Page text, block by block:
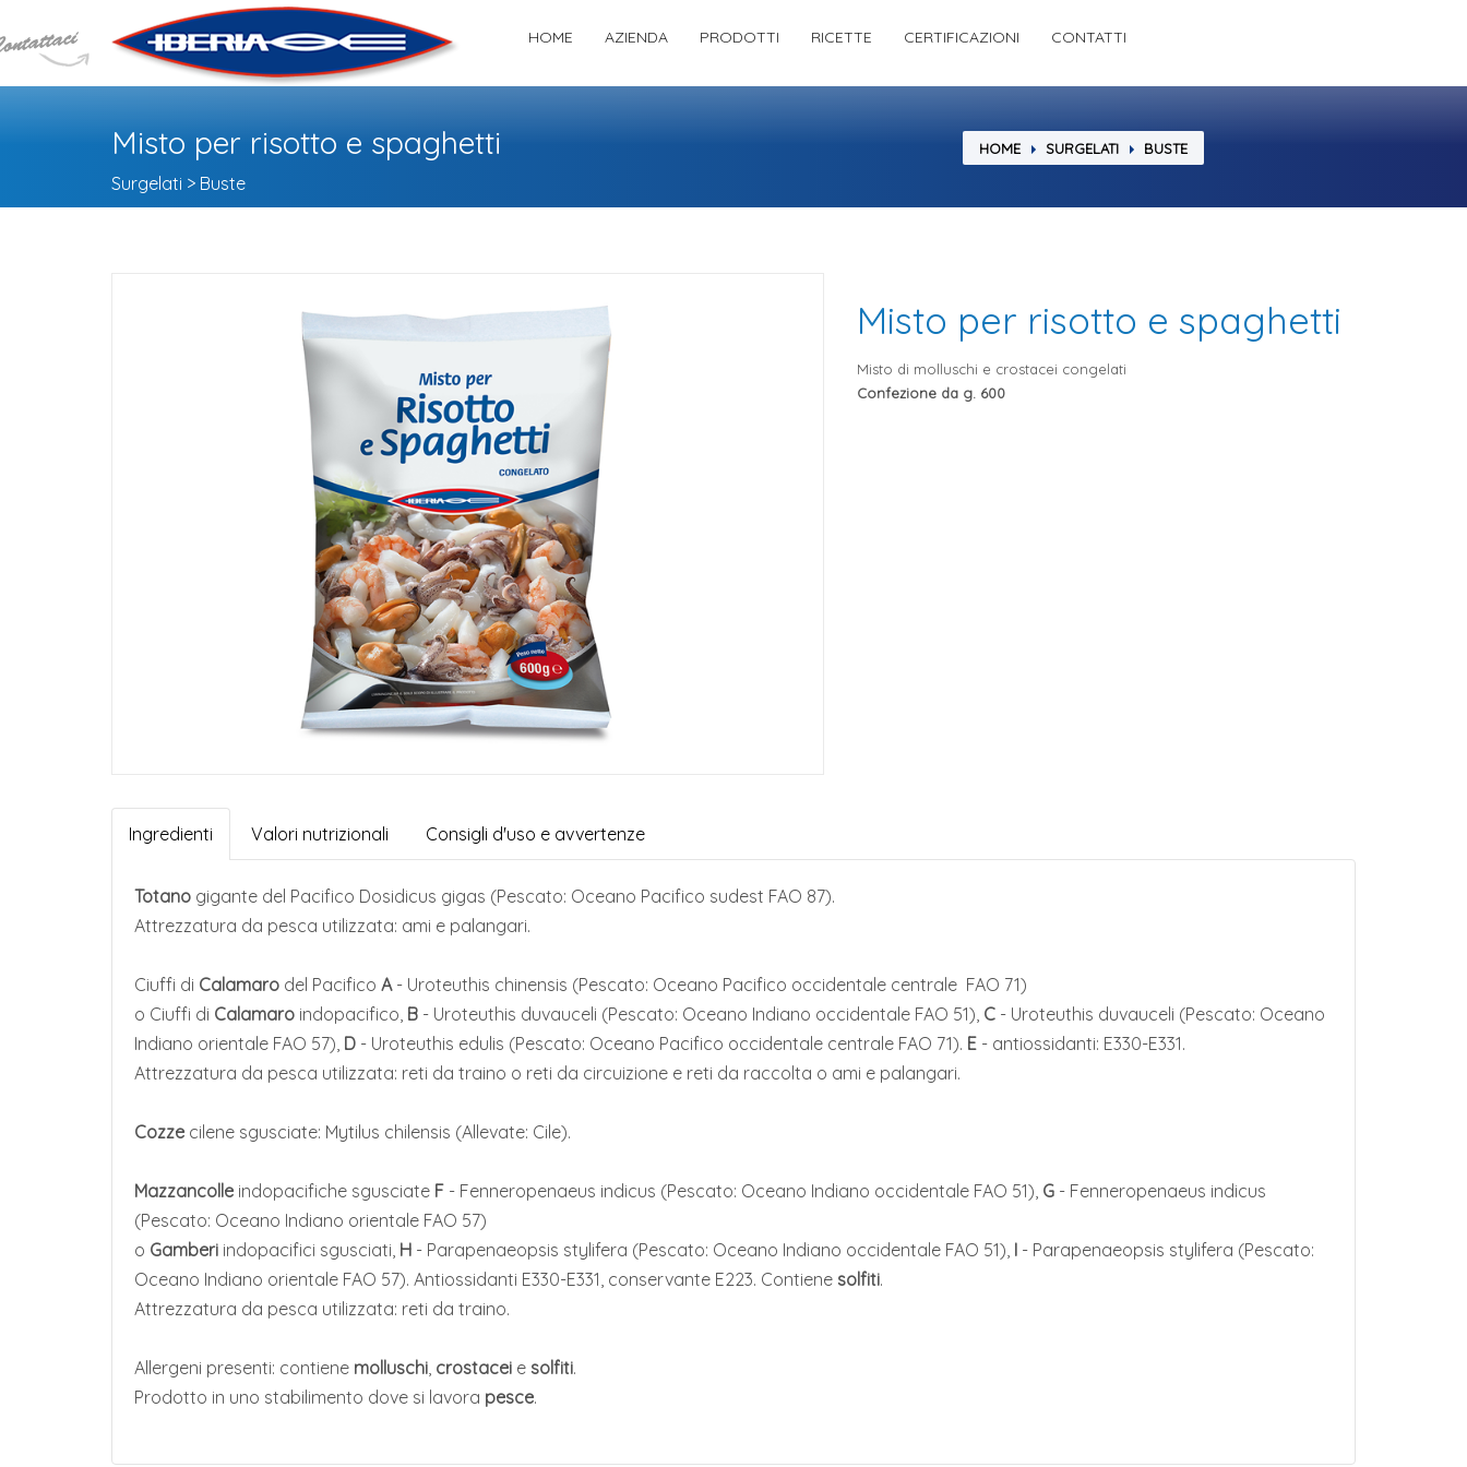
HOME AZIENDA PRODOTTI RICETTE CERTIFICAZIONI CONTATTI
Misto per risotto e spaghetti
Surgelati > Buste
HOME SURGELATI BUSTE
Misto per risotto e spaghetti
Misto di molluschi e crostacei congelati
Confezione da g. 600
Ingredienti Valori nutrizionali Consigli d'uso e avvertenze
Totano gigante del Pacifico Dosidicus gigas (Pescato: Oceano Pacifico sudest FAO 87).
Attrezzatura da pesca utilizzata: ami e palangari.
Ciuffi di Calamaro del Pacifico A- Uroteuthis chinensis (Pescato: Oceano Pacifico occidentale centrale FAO 71)
o Ciuffi di Calamaro indopacifico, B - Uroteuthis duvauceli (Pescato: Oceano Indiano occidentale FAO 51), C - Uroteuthis duvauceli (Pescato: Oceano
Indiano orientale FAO 57), D - Uroteuthis edulis (Pescato: Oceano Pacifico occidentale centrale FAO 71). E - antiossidanti: E330-E331.
Attrezzatura da pesca utilizzata: reti da traino o reti da circuizione e reti da raccolta o ami e palangari.
Cozze cilene sgusciate: Mytilus chilensis (Allevate: Cile).
Mazzancolle indopacifiche sgusciate F - Fenneropenaeus indicus (Pescato: Oceano Indiano occidentale FAO 51), G - Fenneropenaeus indicus
(Pescato: Oceano Indiano orientale FAO 57)
o Gamberi indopacifici sgusciati, H - Parapenaeopsis stylifera (Pescato: Oceano Indiano occidentale FAO 51), I - Parapenaeopsis stylifera (Pescato:
Oceano Indiano orientale FAO 57). Antiossidanti E330-E331, conservante E223. Contiene solfiti.
Attrezzatura da pesca utilizzata: reti da traino.
Allergeni presenti: contiene molluschi, crostacei e solfiti.
Prodotto in uno stabilimento dove si lavora pesce.